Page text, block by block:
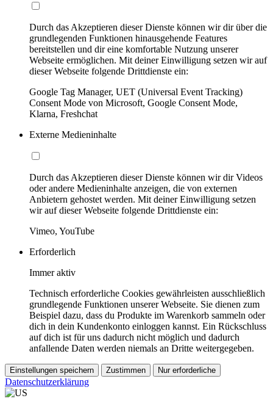
Durch das Akzeptieren dieser Dienste können wir dir über die
grundlegenden Funktionen hinausgehende Features
bereitstellen und dir eine komfortable Nutzung unserer
Webseite ermöglichen. Mit deiner Einwilligung setzen wir auf
dieser Webseite folgende Drittdienste ein:
Google Tag Manager, UET (Universal Event Tracking)
Consent Mode von Microsoft, Google Consent Mode,
Klarna, Freshchat
Externe Medieninhalte
Durch das Akzeptieren dieser Dienste können wir dir Videos
oder andere Medieninhalte anzeigen, die von externen
Anbietern gehostet werden. Mit deiner Einwilligung setzen
wir auf dieser Webseite folgende Drittdienste ein:
Vimeo, YouTube
Erforderlich
Immer aktiv
Technisch erforderliche Cookies gewährleisten ausschließlich
grundlegende Funktionen unserer Webseite. Sie dienen zum
Beispiel dazu, dass du Produkte im Warenkorb sammeln oder
dich in dein Kundenkonto einloggen kannst. Ein Rückschluss
auf dich ist für uns dadurch nicht möglich und dadurch
anfallende Daten werden niemals an Dritte weitergegeben.
Einstellungen speichern Zustimmen Nur erforderliche
Datenschutzerklärung